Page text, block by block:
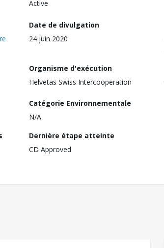
Active
Date de divulgation
24 juin 2020
Organisme d'exécution
Helvetas Swiss Intercooperation
Catégorie Environnementale
N/A
Dernière étape atteinte
CD Approved